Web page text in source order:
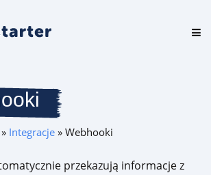
Integracje» Webhooki
przekazują informacje z